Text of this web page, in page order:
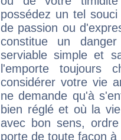
possédez un tel
de passion ou
constitue un
serviable simple et
l'emporte toujours
considérer votre vie
ne demande qu'à
bien réglé et où la
avec bon sens,
porte de toute façon